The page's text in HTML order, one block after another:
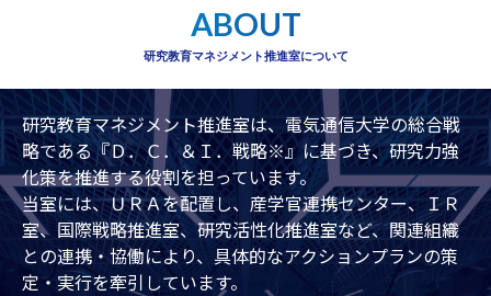
ABOUT
研究教育マネジメント推進室について
研究教育マネジメント推進室は、電気通信大学の総合戦
略である『Ｄ．Ｃ．＆Ｉ．戦略※』に基づき、研究力強
化策を推進する役割を担っています。
当室には、ＵＲＡを配置し、産学官連携センター、ＩＲ
室、国際戦略推進室、研究活性化推進室など、関連組織
との連携・協働により、具体的なアクションプランの策
定・実行を牽引しています。